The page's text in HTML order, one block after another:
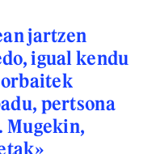
jartzen
igual kendu
pertsona
Mugekin,